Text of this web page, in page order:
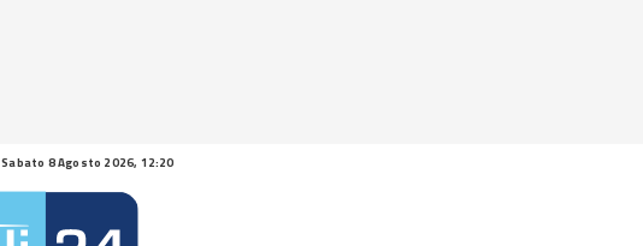
Sabato 8 Agosto 2026, 12:20